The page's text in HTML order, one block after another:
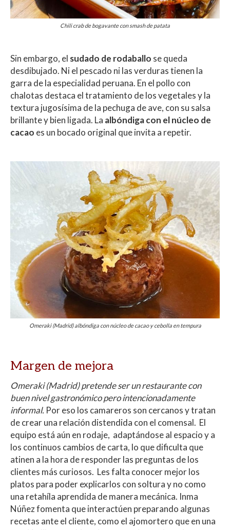
Chili crab de bogavante con smash de patata
Sin embargo, el sudado de rodaballo se queda
desdibujado. Ni el pescado ni las verduras tienen la
garra de la especialidad peruana. En el pollo con
chalotas destaca el tratamiento de los vegetales y la
textura jugosísima de la pechuga de ave, con su salsa
brillante y bien ligada. La albóndiga con el núcleo de
cacao es un bocado original que invita a repetir.
Omeraki (Madrid) albóndiga con núcleo de cacao y cebolla en tempura
Margen de mejora
Omeraki (Madrid) pretende ser un restaurante con
buen nivel gastronómico pero intencionadamente
informal. Por eso los camareros son cercanos y tratan
de crear una relación distendida con el comensal. El
equipo está aún en rodaje, adaptándose al espacio y a
los continuos cambios de carta, lo que dificulta que
atinen a la hora de responder las preguntas de los
clientes más curiosos. Les falta conocer mejor los
platos para poder explicarlos con soltura y no como
una retahíla aprendida de manera mecánica. Inma
Núñez fomenta que interactúen preparando algunas
recetas ante el cliente, como el ajomortero que en una